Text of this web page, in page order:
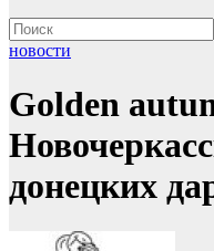
новости
Golden
донецких